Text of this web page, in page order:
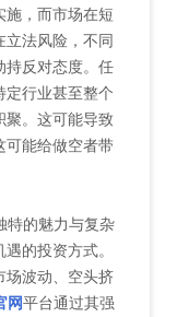
施，而市场在短
立法风险，不同
持反对态度。任
定行业甚至整个
聚。这可能导致
可能给做空者带
的魅力与复杂
的投资方式。
场波动、空头挤
网平台通过其强